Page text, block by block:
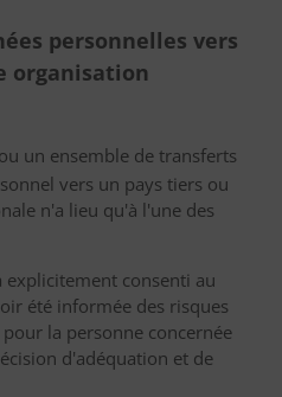
personnelles vers
organisation
un ensemble de transferts
vers un pays tiers ou
n'a lieu qu'à l'une des
explicitement consenti au
été informée des risques
la personne concernée
d'adéquation et de